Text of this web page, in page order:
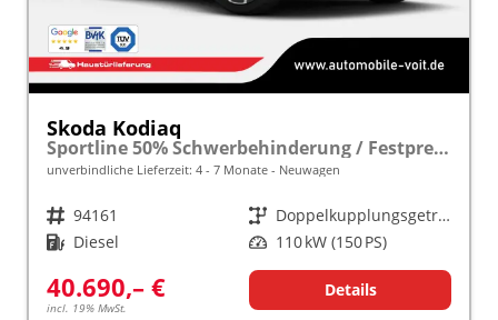
Skoda Kodiaq
Sportline 50% Schwerbehinderung / Festpreisgarantie* Modelljahr 2.0 TDI 150 PS DSG "Sonderangebot bei Schwerbehinderung" frei konfigurierbar!
unverbindliche Lieferzeit: 4 - 7 Monate Neuwagen
Fahrzeugnr. 94161 Getriebe
Doppelkupplungsgetriebe (DSG)
Kraftstoff Diesel Leistung 110 kW (150 PS)
40.690,– €
incl. 19% MwSt.
Details